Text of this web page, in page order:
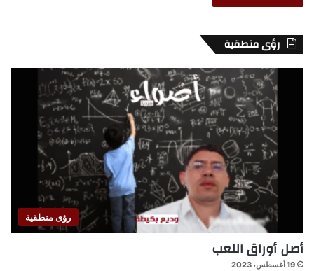
رؤى منطقية
رؤى منطقية
أصل أوراق اللعب
19 أغسطس، 2023